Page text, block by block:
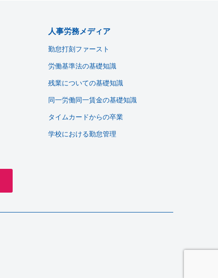
人事労務メディア
勤怠打刻ファースト
労働基準法の基礎知識
残業についての基礎知識
同一労働同一賃金の基礎知識
タイムカードからの卒業
学校における勤怠管理